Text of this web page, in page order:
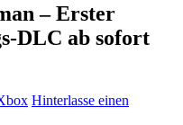
– Erster
DLC ab sofort
Hinterlasse einen